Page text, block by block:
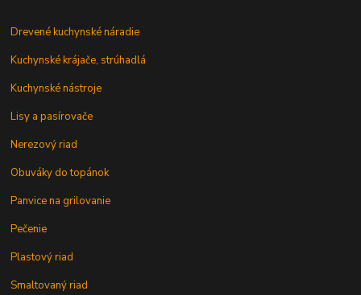
Drevené kuchynské náradie
Kuchynské krájače, strúhadlá
Kuchynské nástroje
Lisy a pasírovače
Nerezový riad
Obuváky do topánok
Panvice na grilovanie
Pečenie
Plastový riad
Smaltovaný riad